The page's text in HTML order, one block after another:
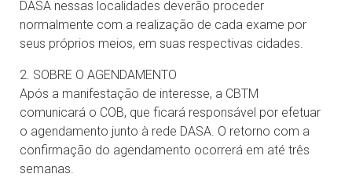
DASA nessas localidades deverão proceder
normalmente com a realização de cada exame por
seus próprios meios, em suas respectivas cidades.
2. SOBRE O AGENDAMENTO
Após a manifestação de interesse, a CBTM
comunicará o COB, que ficará responsável por efetuar
o agendamento junto à rede DASA. O retorno com a
confirmação do agendamento ocorrerá em até três
semanas.